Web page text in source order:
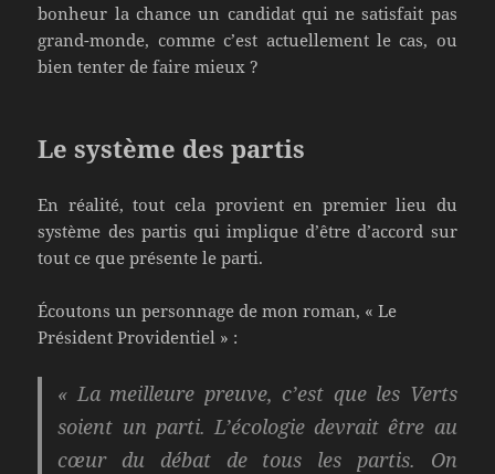
bonheur la chance un candidat qui ne satisfait pas
grand-monde, comme c’est actuellement le cas, ou
bien tenter de faire mieux ?
Le système des partis
En réalité, tout cela provient en premier lieu du
système des partis qui implique d’être d’accord sur
tout ce que présente le parti.
Écoutons un personnage de mon roman, « Le
Président Providentiel » :
« La meilleure preuve, c’est que les Verts
soient un parti. L’écologie devrait être au
cœur du débat de tous les partis. On